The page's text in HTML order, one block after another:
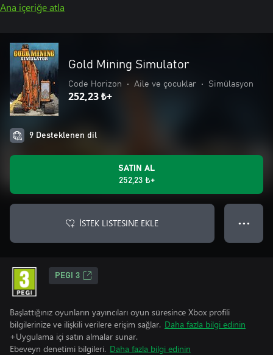
Ana içeriğe atla
Gold Mining Simulator
Code Horizon • Aile ve çocuklar • Simülasyon
252,23 ₺+
9 Desteklenen dil
SATIN AL
252,23 ₺+
İSTEK LISTESINE EKLE ● ● ●
PEGI 3
Başlattığınız oyunların yayıncıları oyun süresince Xbox profili
bilgilerinize ve ilişkili verilere erişim sağlar. Daha fazla bilgi edinin
+Uygulama içi satın almalar sunar.
Ebeveyn denetimi bilgileri. Daha fazla bilgi edinin